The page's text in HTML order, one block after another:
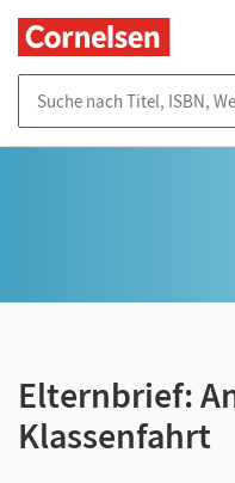
Elternbrief:
Klassenfahrt